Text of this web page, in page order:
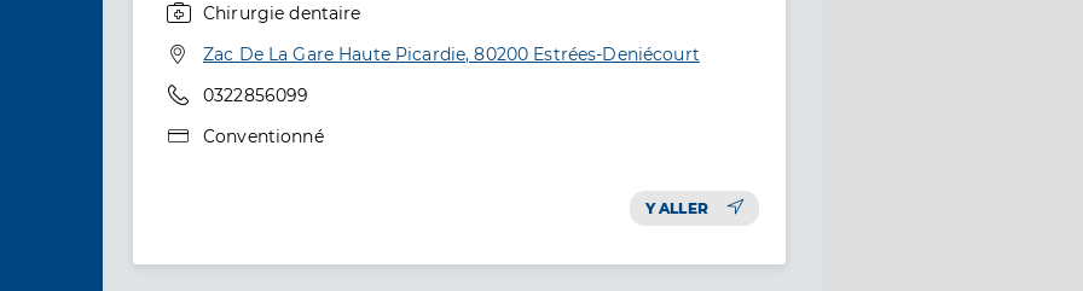
Chirurgie dentaire
Adresse
Zac De La Gare Haute Picardie, 80200 Estrées-Deniécourt
Téléphone
0322856099
Type de convention
Conventionné
Y ALLER